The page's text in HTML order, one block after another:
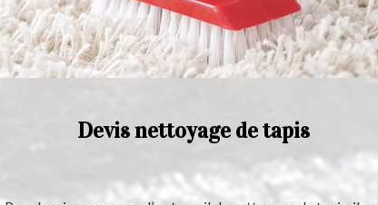
Devis nettoyage de tapis